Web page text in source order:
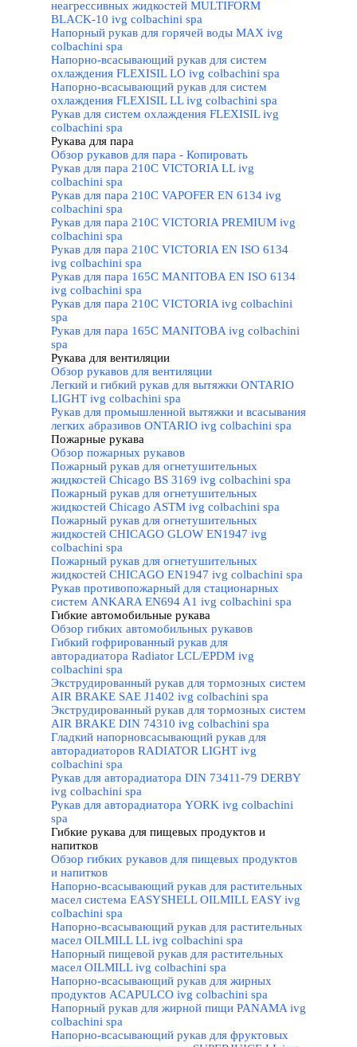
неагрессивных жидкостей MULTIFORM
BLACK-10 ivg colbachini spa
Напорный рукав для горячей воды MAX ivg
colbachini spa
Напорно-всасывающий рукав для систем
охлаждения FLEXISIL LO ivg colbachini spa
Напорно-всасывающий рукав для систем
охлаждения FLEXISIL LL ivg colbachini spa
Рукав для систем охлаждения FLEXISIL ivg
colbachini spa
Рукава для пара
Обзор рукавов для пара - Копировать
Рукав для пара 210C VICTORIA LL ivg
colbachini spa
Рукав для пара 210C VAPOFER EN 6134 ivg
colbachini spa
Рукав для пара 210C VICTORIA PREMIUM ivg
colbachini spa
Рукав для пара 210C VICTORIA EN ISO 6134
ivg colbachini spa
Рукав для пара 165C MANITOBA EN ISO 6134
ivg colbachini spa
Рукав для пара 210C VICTORIA ivg colbachini
spa
Рукав для пара 165C MANITOBA ivg colbachini
spa
Рукава для вентиляции
Обзор рукавов для вентиляции
Легкий и гибкий рукав для вытяжки ONTARIO
LIGHT ivg colbachini spa
Рукав для промышленной вытяжки и всасывания
легких абразивов ONTARIO ivg colbachini spa
Пожарные рукава
Обзор пожарных рукавов
Пожарный рукав для огнетушительных
жидкостей Chicago BS 3169 ivg colbachini spa
Пожарный рукав для огнетушительных
жидкостей Chicago ASTM ivg colbachini spa
Пожарный рукав для огнетушительных
жидкостей CHICAGO GLOW EN1947 ivg
colbachini spa
Пожарный рукав для огнетушительных
жидкостей CHICAGO EN1947 ivg colbachini spa
Рукав противопожарный для стационарных
систем ANKARA EN694 A1 ivg colbachini spa
Гибкие автомобильные рукава
Обзор гибких автомобильных рукавов
Гибкий гофрированный рукав для
авторадиатора Radiator LCL/EPDM ivg
colbachini spa
Экструдированный рукав для тормозных систем
AIR BRAKE SAE J1402 ivg colbachini spa
Экструдированный рукав для тормозных систем
AIR BRAKE DIN 74310 ivg colbachini spa
Гладкий напорновсасывающий рукав для
авторадиаторов RADIATOR LIGHT ivg
colbachini spa
Рукав для авторадиатора DIN 73411-79 DERBY
ivg colbachini spa
Рукав для авторадиатора YORK ivg colbachini
spa
Гибкие рукава для пищевых продуктов и
напитков
Обзор гибких рукавов для пищевых продуктов
и напитков
Напорно-всасывающий рукав для растительных
масел система EASYSHELL OILMILL EASY ivg
colbachini spa
Напорно-всасывающий рукав для растительных
масел OILMILL LL ivg colbachini spa
Напорный пищевой рукав для растительных
масел OILMILL ivg colbachini spa
Напорно-всасывающий рукав для жирных
продуктов ACAPULCO ivg colbachini spa
Напорный рукав для жирной пищи PANAMA ivg
colbachini spa
Напорно-всасывающий рукав для фруктовых